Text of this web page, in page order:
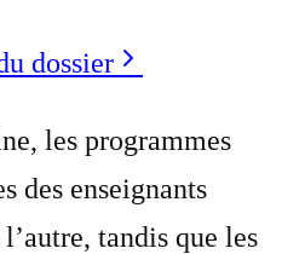
dossier
les programmes
des enseignants
tandis que les